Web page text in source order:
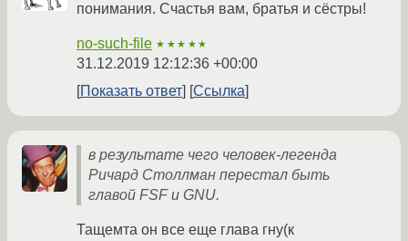
понимания. Счастья вам, братья и сёстры!
no-such-file ★★★★★
31.12.2019 12:12:36 +00:00
Показать ответ
Ссылка
в результате чего человек-легенда
Ричард Столлман перестал быть
главой FSF и GNU.
Тащемта он все еще глава гну(к